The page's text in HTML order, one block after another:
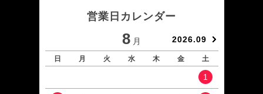
営業日カレンダー
8 月 2026.09
日 月 火 水 木 金 土
1